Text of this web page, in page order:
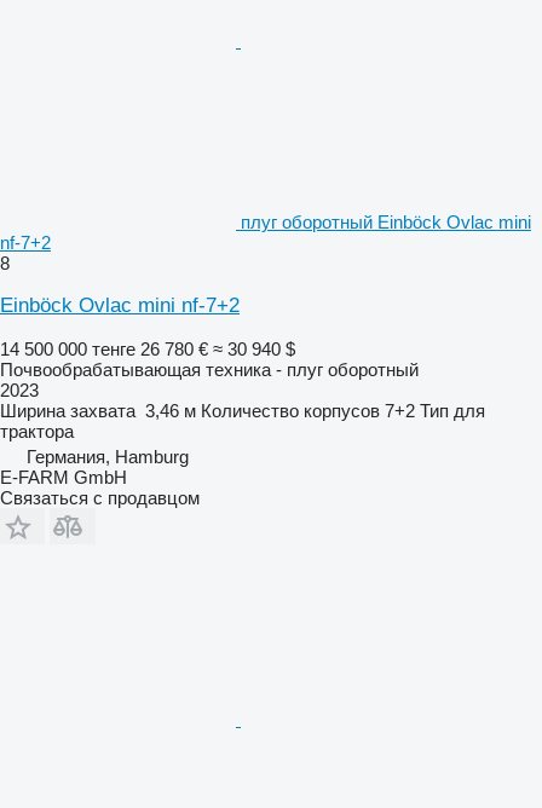
плуг оборотный Einböck Ovlac mini
nf-7+2
8
Einböck Ovlac mini nf-7+2
14 500 000 тенге 26 780 € ≈ 30 940 $
Почвообрабатывающая техника - плуг оборотный
2023
Ширина захвата 3,46 м Количество корпусов 7+2 Тип для
трактора
Германия, Hamburg
E-FARM GmbH
Связаться с продавцом